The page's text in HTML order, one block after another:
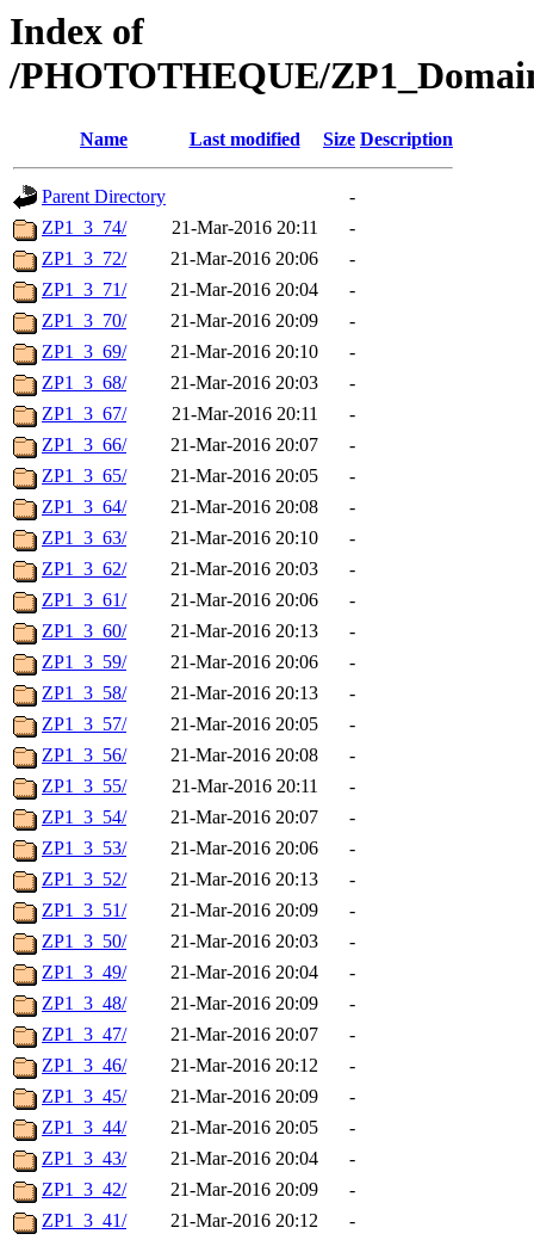
Index of
/PHOTOTHEQUE/
Name Last modified Size Description
Parent Directory
-
ZP1_3_74/
21-Mar-2016 20:11
-
ZP1_3_72/
21-Mar-2016 20:06
-
ZP1_3_71/
21-Mar-2016 20:04
-
ZP1_3_70/
21-Mar-2016 20:09
-
ZP1_3_69/
21-Mar-2016 20:10
-
ZP1_3_68/
21-Mar-2016 20:03
-
ZP1_3_67/
21-Mar-2016 20:11
-
ZP1_3_66/
21-Mar-2016 20:07
-
ZP1_3_65/
21-Mar-2016 20:05
-
ZP1_3_64/
21-Mar-2016 20:08
-
ZP1_3_63/
21-Mar-2016 20:10
-
ZP1_3_62/
21-Mar-2016 20:03
-
ZP1_3_61/
21-Mar-2016 20:06
-
ZP1_3_60/
21-Mar-2016 20:13
-
ZP1_3_59/
21-Mar-2016 20:06
-
ZP1_3_58/
21-Mar-2016 20:13
-
ZP1_3_57/
21-Mar-2016 20:05
-
ZP1_3_56/
21-Mar-2016 20:08
-
ZP1_3_55/
21-Mar-2016 20:11
-
ZP1_3_54/
21-Mar-2016 20:07
-
ZP1_3_53/
21-Mar-2016 20:06
-
ZP1_3_52/
21-Mar-2016 20:13
-
ZP1_3_51/
21-Mar-2016 20:09
-
ZP1_3_50/
21-Mar-2016 20:03
-
ZP1_3_49/
21-Mar-2016 20:04
-
ZP1_3_48/
21-Mar-2016 20:09
-
ZP1_3_47/
21-Mar-2016 20:07
-
ZP1_3_46/
21-Mar-2016 20:12
-
ZP1_3_45/
21-Mar-2016 20:09
-
ZP1_3_44/
21-Mar-2016 20:05
-
ZP1_3_43/
21-Mar-2016 20:04
-
ZP1_3_42/
21-Mar-2016 20:09
-
ZP1_3_41/
21-Mar-2016 20:12
-